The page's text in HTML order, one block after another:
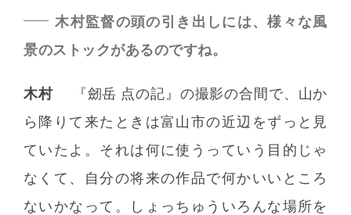
木村監督の頭の引き出しには、様々な風
景のストックがあるのですね。
木村
『劒岳 点の記』の撮影の合間で、山か
ら降りて来たときは富山市の近辺をずっと見
ていたよ。それは何に使うっていう目的じゃ
なくて、自分の将来の作品で何かいいところ
ないかなって。しょっちゅういろんな場所を